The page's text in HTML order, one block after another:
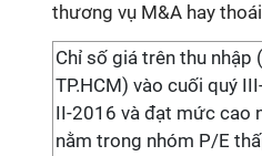
thương vụ M&A hay
Chỉ số giá trên thu
TP.HCM) vào cuối quý
II-2016 và đạt mức cao
nằm trong nhóm P/E